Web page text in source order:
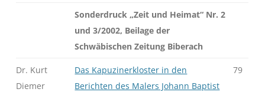
Sonderdruck „Zeit und Heimat“ Nr. 2
und 3/2002, Beilage der
Schwäbischen Zeitung Biberach
Dr. Kurt
Diemer
Das Kapuzinerkloster in den
Berichten des Malers Johann Baptist
79